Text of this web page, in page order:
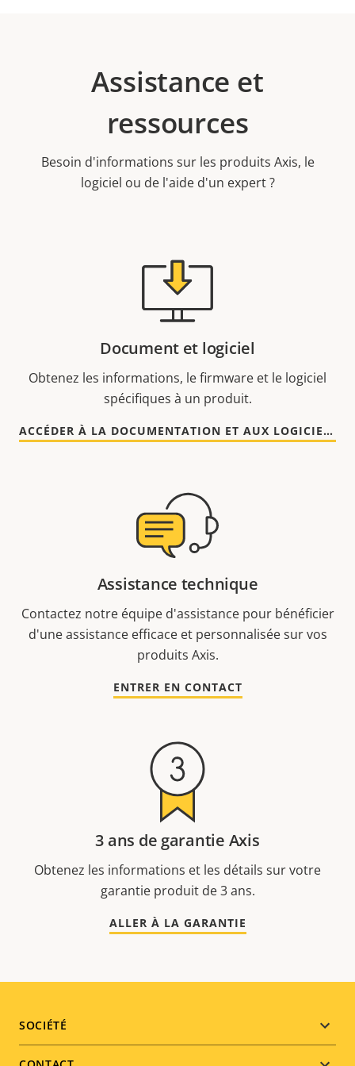
Assistance et
ressources
Besoin d'informations sur les produits Axis, le
logiciel ou de l'aide d'un expert ?
Document et logiciel
Obtenez les informations, le firmware et le logiciel
spécifiques à un produit.
ACCÉDER À LA DOCUMENTATION ET AUX LOGICIELS
Assistance technique
Contactez notre équipe d'assistance pour bénéficier
d'une assistance efficace et personnalisée sur vos
produits Axis.
ENTRER EN CONTACT
3 ans de garantie Axis
Obtenez les informations et les détails sur votre
garantie produit de 3 ans.
ALLER À LA GARANTIE
Footer
SOCIÉTÉ